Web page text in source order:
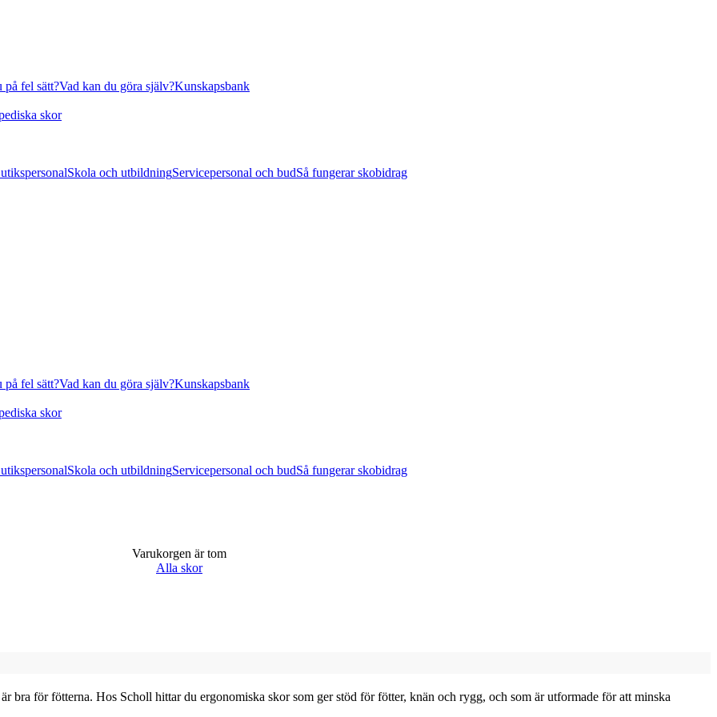
på fel sätt?Vad kan du göra själv?Kunskapsbank
skor
Skola och utbildningServicepersonal och budSå fungerar skobidrag
på fel sätt?Vad kan du göra själv?Kunskapsbank
skor
Skola och utbildningServicepersonal och budSå fungerar skobidrag
Varukorgen är tom
Alla skor
bra för fötterna. Hos Scholl hittar du ergonomiska skor som ger stöd för fötter, knän och rygg, och som är utformade för att minska